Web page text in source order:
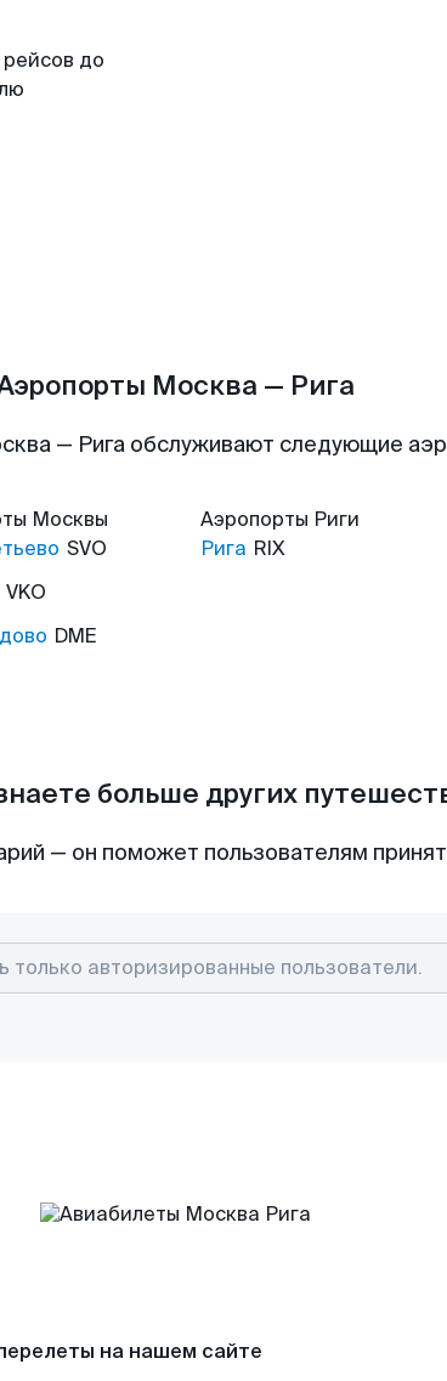
до
Москва — Рига
— Рига обслуживают следующие
Москвы
SVO
VKO
DME
Аэропорты Риги
Рига RIX
больше других
— он поможет пользователям
на нашем сайте